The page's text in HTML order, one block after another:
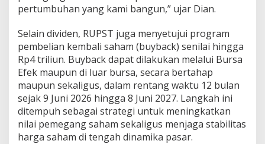
pertumbuhan yang kami bangun,” ujar Dian.
Selain dividen, RUPST juga menyetujui program
pembelian kembali saham (buyback) senilai hingga
Rp4 triliun. Buyback dapat dilakukan melalui Bursa
Efek maupun di luar bursa, secara bertahap
maupun sekaligus, dalam rentang waktu 12 bulan
sejak 9 Juni 2026 hingga 8 Juni 2027. Langkah ini
ditempuh sebagai strategi untuk meningkatkan
nilai pemegang saham sekaligus menjaga stabilitas
harga saham di tengah dinamika pasar.